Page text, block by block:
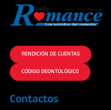
RENDICIÓN DE CUENTAS
CÓDIGO DEONTOLÓGICO
Contactos